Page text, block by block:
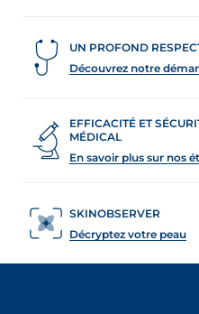
UN PROFOND
Découvrez notre
EFFICACITÉ ET
MÉDICAL
En savoir plus sur nos
SKINOBSERVER
Décryptez votre peau